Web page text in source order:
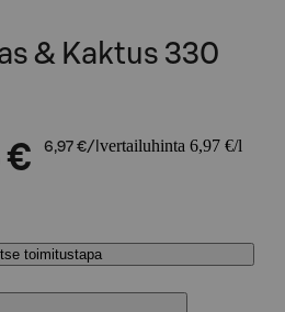
& Kaktus 330
€ 6,97 €/l vertailuhinta 6,97 €/l
toimitustapa